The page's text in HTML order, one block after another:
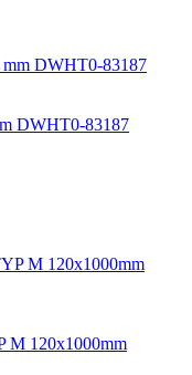
DWHT0-83187
M 120x1000mm